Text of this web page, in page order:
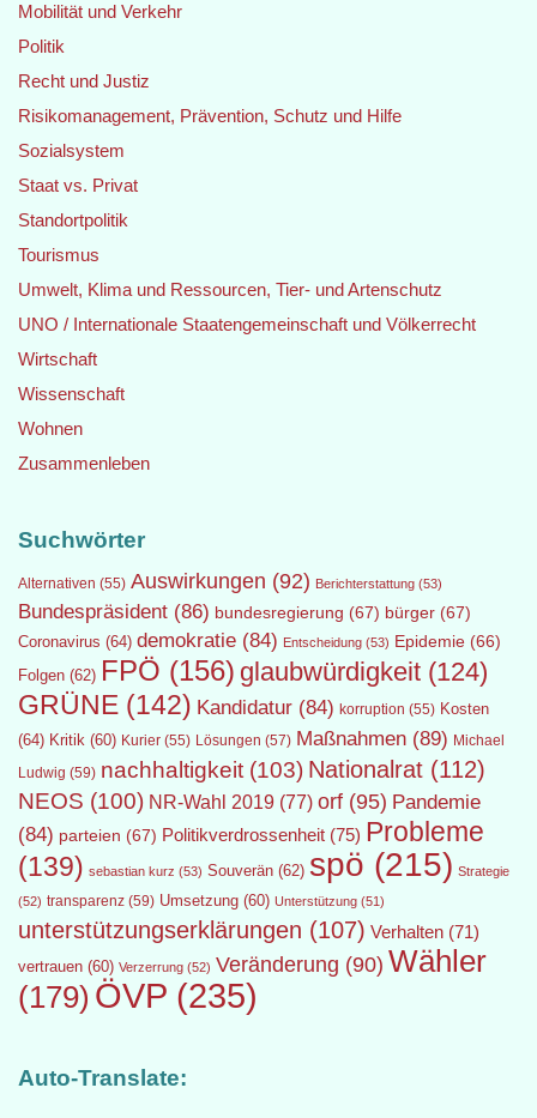
Mobilität und Verkehr
Politik
Recht und Justiz
Risikomanagement, Prävention, Schutz und Hilfe
Sozialsystem
Staat vs. Privat
Standortpolitik
Tourismus
Umwelt, Klima und Ressourcen, Tier- und Artenschutz
UNO / Internationale Staatengemeinschaft und Völkerrecht
Wirtschaft
Wissenschaft
Wohnen
Zusammenleben
Suchwörter
Alternativen (55) Auswirkungen (92) Berichterstattung (53)
Bundespräsident (86) bundesregierung (67) bürger (67)
Coronavirus (64) demokratie (84) Entscheidung (53) Epidemie (66)
Folgen (62) FPÖ (156) glaubwürdigkeit (124)
GRÜNE (142) Kandidatur (84) korruption (55) Kosten
(64) Kritik (60) Kurier (55) Lösungen (57) Maßnahmen (89) Michael
Ludwig (59) nachhaltigkeit (103) Nationalrat (112)
NEOS (100) NR-Wahl 2019 (77) orf (95) Pandemie
(84) parteien (67) Politikverdrossenheit (75) Probleme
(139) sebastian kurz (53) Souverän (62) spö (215) Strategie
(52) transparenz (59) Umsetzung (60) Unterstützung (51)
unterstützungserklärungen (107) Verhalten (71)
vertrauen (60) Verzerrung (52) Veränderung (90) Wähler
(179) ÖVP (235)
Auto-Translate: